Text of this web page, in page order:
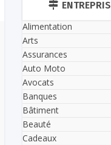
Alimentation
Arts
Assurances
Auto Moto
Avocats
Banques
Bâtiment
Beauté
Cadeaux